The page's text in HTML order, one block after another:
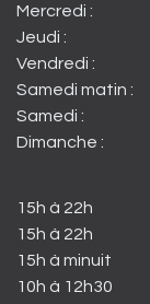
Mercredi :
Jeudi :
Vendredi :
Samedi matin :
Samedi :
Dimanche :
15h à 22h
15h à 22h
15h à minuit
10h à 12h30